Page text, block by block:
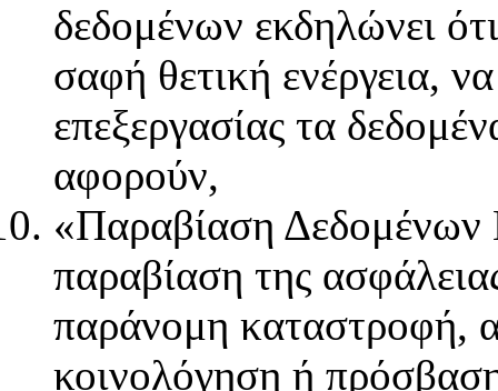
δεδομένων εκδηλώνει
σαφή θετική ενέργεια,
επεξεργασίας τα
αφορούν,
«Παραβίαση
παραβίαση της
παράνομη καταστροφή,
κοινολόγηση ή